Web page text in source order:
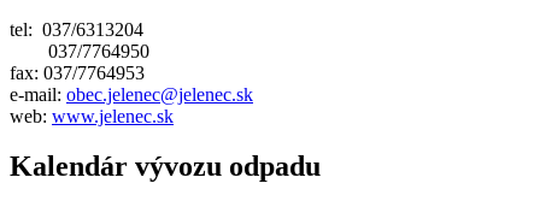
tel: 037/6313204
037/7764950
fax: 037/7764953
e-mail: obec.jelenec@jelenec.sk
web: www.jelenec.sk
Kalendár vývozu odpadu